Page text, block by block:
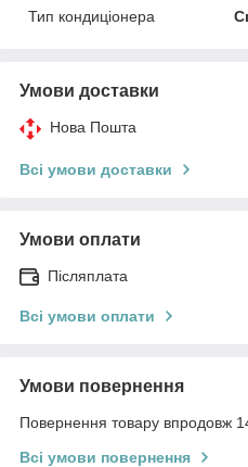
Тип кондиціонера
Умови доставки
Нова Пошта
Всі умови доставки
Умови оплати
Післяплата
Всі умови оплати
Умови повернення
Повернення товару впродовж
Всі умови повернення